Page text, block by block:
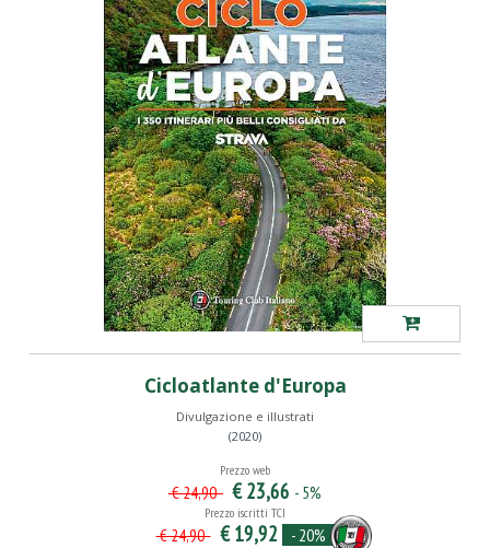
Cicloatlante d'Europa
Divulgazione e illustrati
(2020)
Prezzo web
€ 24,90 € 23,66 - 5%
Prezzo iscritti TCI
€ 24,90 € 19,92 - 20%